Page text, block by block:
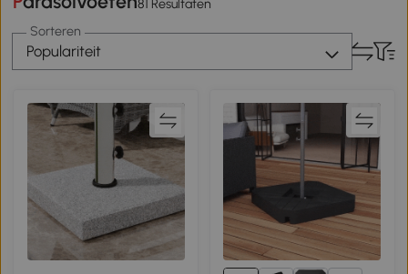
81 Resultaten
Sorteren
Populariteit